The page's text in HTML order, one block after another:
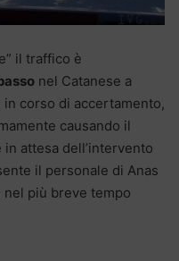
il traffico è
nel Catanese a
in corso di accertamento,
causando il
in attesa dell’intervento
il personale di Anas
più breve tempo